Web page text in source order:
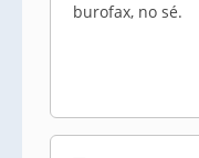
burofax, no sé.